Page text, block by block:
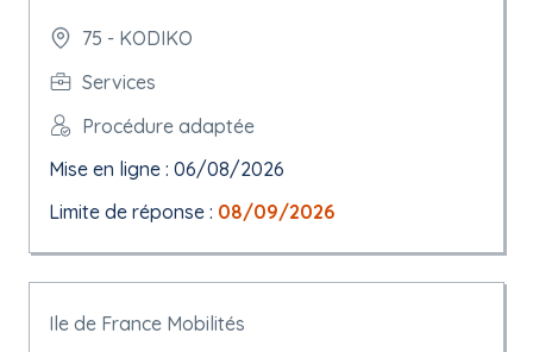
75 - KODIKO
Services
Procédure adaptée
Mise en ligne : 06/08/2026
Limite de réponse : 08/09/2026
Ile de France Mobilités